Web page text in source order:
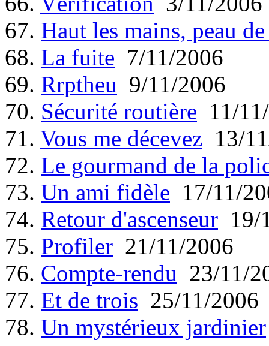
67. Haut les mains, peau
68. La fuite 7/11/2006
69. Rrptheu 9/11/2006
70. Sécurité routière 11/
71. Vous me décevez 13/
72. Le gourmand de la
73. Un ami fidèle 17/11/
74. Retour d'ascenseur 19/
75. Profiler 21/11/2006
76. Compte-rendu 23/11/
77. Et de trois 25/11/2006
78. Un mystérieux jardinier